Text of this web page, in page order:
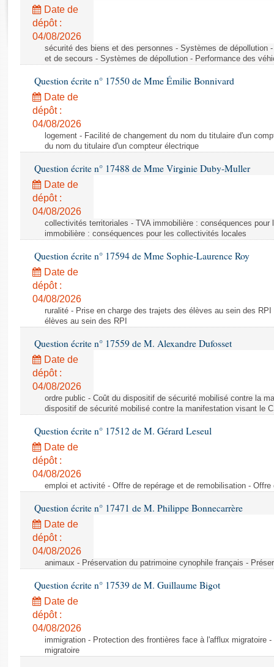
Rapports législatifs
Rapports sur l'application des lois
Baromètre de l’application des lois
Dossiers législatifs
Budget et sécurité sociale
Questions écrites et orales
Comptes rendus des débats
Date de
dépôt :
04/08/2026
sécurité des biens et des personnes - Systèmes de dépollution
et de secours - Systèmes de dépollution - Performance des
Question écrite n° 17550 de Mme Émilie Bonnivard
Date de
dépôt :
04/08/2026
logement - Facilité de changement du nom du titulaire d'un
du nom du titulaire d'un compteur électrique
Question écrite n° 17488 de Mme Virginie Duby-Muller
Date de
dépôt :
04/08/2026
collectivités territoriales - TVA immobilière : conséquences
immobilière : conséquences pour les collectivités locales
Question écrite n° 17594 de Mme Sophie-Laurence Roy
Date de
dépôt :
04/08/2026
ruralité - Prise en charge des trajets des élèves au sein des
élèves au sein des RPI
Question écrite n° 17559 de M. Alexandre Dufosset
Date de
dépôt :
04/08/2026
ordre public - Coût du dispositif de sécurité mobilisé contre la
dispositif de sécurité mobilisé contre la manifestation visant le
Question écrite n° 17512 de M. Gérard Leseul
Date de
dépôt :
04/08/2026
emploi et activité - Offre de repérage et de remobilisation -
Question écrite n° 17471 de M. Philippe Bonnecarrère
Date de
dépôt :
04/08/2026
animaux - Préservation du patrimoine cynophile français -
Question écrite n° 17539 de M. Guillaume Bigot
Date de
dépôt :
04/08/2026
immigration - Protection des frontières face à l'afflux migratoire
migratoire